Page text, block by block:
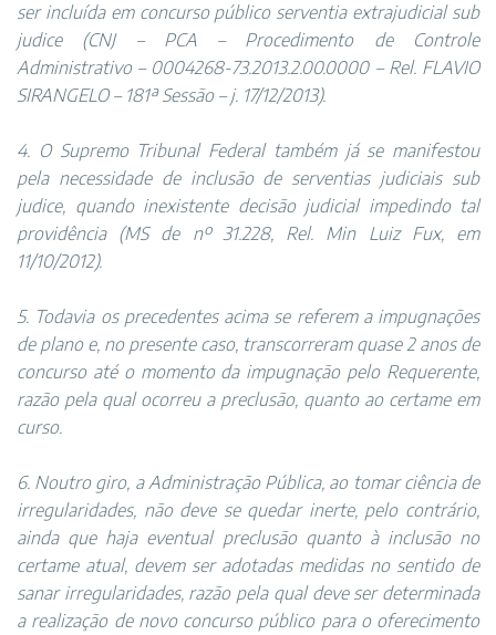
ser incluída em concurso público serventia extrajudicial sub
judice (CNJ – PCA – Procedimento de Controle
Administrativo – 0004268-73.2013.2.00.0000 – Rel. FLAVIO
SIRANGELO – 181ª Sessão – j. 17/12/2013).
4. O Supremo Tribunal Federal também já se manifestou
pela necessidade de inclusão de serventias judiciais sub
judice, quando inexistente decisão judicial impedindo tal
providência (MS de nº 31.228, Rel. Min Luiz Fux, em
11/10/2012).
5. Todavia os precedentes acima se referem a impugnações
de plano e, no presente caso, transcorreram quase 2 anos de
concurso até o momento da impugnação pelo Requerente,
razão pela qual ocorreu a preclusão, quanto ao certame em
curso.
6. Noutro giro, a Administração Pública, ao tomar ciência de
irregularidades, não deve se quedar inerte, pelo contrário,
ainda que haja eventual preclusão quanto à inclusão no
certame atual, devem ser adotadas medidas no sentido de
sanar irregularidades, razão pela qual deve ser determinada
a realização de novo concurso público para o oferecimento